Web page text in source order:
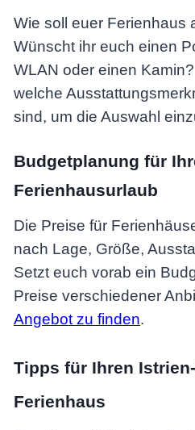
Wie soll euer Ferienhaus
Wünscht ihr euch einen
WLAN oder einen
welche
sind, um die Auswahl
Budgetplanung für
Ferienhausurlaub
Die Preise für
nach Lage, Größe,
Setzt euch vorab ein
Preise verschiedener
Angebot zu finden.
Tipps für Ihren
Ferienhaus